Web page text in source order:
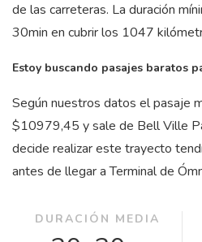
de las carreteras. La duración
30min en cubrir los 1047
Estoy buscando pasajes baratos
Según nuestros datos el pasaje
$10979,45 y sale de Bell Ville
decide realizar este trayecto
antes de llegar a Terminal de
DURACIÓN MEDIA